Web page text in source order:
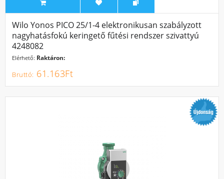
Wilo Yonos PICO 25/1-4 elektronikusan szabályzott
nagyhatásfokú keringető fűtési rendszer szivattyú
4248082
Elérhető: Raktáron:
61.163Ft